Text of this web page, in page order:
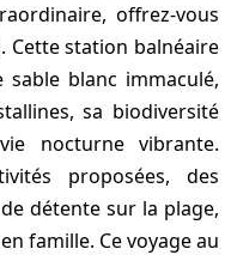
offrez-vous
Cette station balnéaire
blanc immaculé,
sa biodiversité
nocturne vibrante.
proposées, des
détente sur la plage,
famille. Ce voyage au